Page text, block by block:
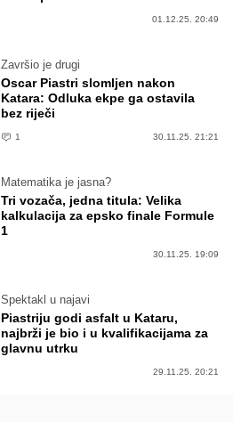
01.12.25. 20:49
Završio je drugi
Oscar Piastri slomljen nakon
Katara: Odluka ekpe ga ostavila
bez riječi
1 30.11.25. 21:21
Matematika je jasna?
Tri vozača, jedna titula: Velika
kalkulacija za epsko finale Formule
1
30.11.25. 19:09
Spektakl u najavi
Piastriju godi asfalt u Kataru,
najbrži je bio i u kvalifikacijama za
glavnu utrku
29.11.25. 20:21